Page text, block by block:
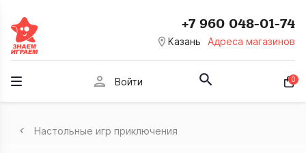
room Казань Адреса магазинов
+7 960 048-01-74
person Войти 0
Настольные игр приключения